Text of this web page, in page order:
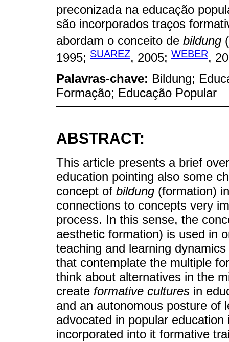
preconizada na educação
são incorporados traços
abordam o conceito de bildung (
1995; SUAREZ, 2005; WEBER,
Palavras-chave: Bildung;
Formação; Educação Popular
ABSTRACT:
This article presents a brief
education pointing also some
concept of bildung (formation)
connections to concepts very
process. In this sense, the
aesthetic formation) is used in
teaching and learning
that contemplate the multiple
think about alternatives in the
create formative cultures in
and an autonomous posture of
advocated in popular
incorporated into it formative